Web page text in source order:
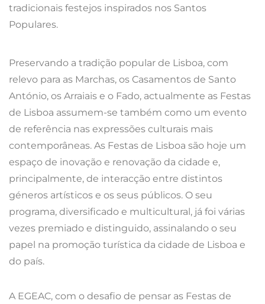
tradicionais festejos inspirados nos Santos
Populares.
Preservando a tradição popular de Lisboa, com
relevo para as Marchas, os Casamentos de Santo
António, os Arraiais e o Fado, actualmente as Festas
de Lisboa assumem-se também como um evento
de referência nas expressões culturais mais
contemporâneas. As Festas de Lisboa são hoje um
espaço de inovação e renovação da cidade e,
principalmente, de interacção entre distintos
géneros artísticos e os seus públicos. O seu
programa, diversificado e multicultural, já foi várias
vezes premiado e distinguido, assinalando o seu
papel na promoção turística da cidade de Lisboa e
do país.
A EGEAC, com o desafio de pensar as Festas de